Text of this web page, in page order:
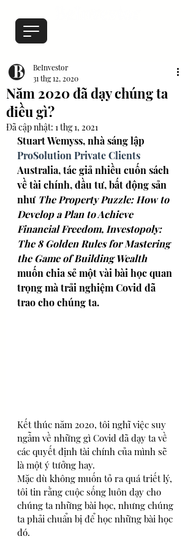
Năm 2020 đã dạy chúng ta
điều gì?
BeInvestor
31 thg 12, 2020
Đã cập nhật: 1 thg 1, 2021
Stuart Wemyss, nhà sáng lập
ProSolution Private Clients
Australia, tác giả nhiều cuốn sách
về tài chính, đầu tư, bất động sản
như The Property Puzzle: How to
Develop a Plan to Achieve
Financial Freedom, Investopoly:
The 8 Golden Rules for Mastering
the Game of Building Wealth
muốn chia sẻ một vài bài học quan
trọng mà trải nghiệm Covid đã
trao cho chúng ta.
Kết thúc năm 2020, tôi nghĩ việc suy
ngẫm về những gì Covid đã dạy ta về
các quyết định tài chính của mình sẽ
là một ý tưởng hay.
Mặc dù không muốn tỏ ra quá triết lý,
tôi tin rằng cuộc sống luôn dạy cho
chúng ta những bài học, nhưng chúng
ta phải chuẩn bị để học những bài học
đó.